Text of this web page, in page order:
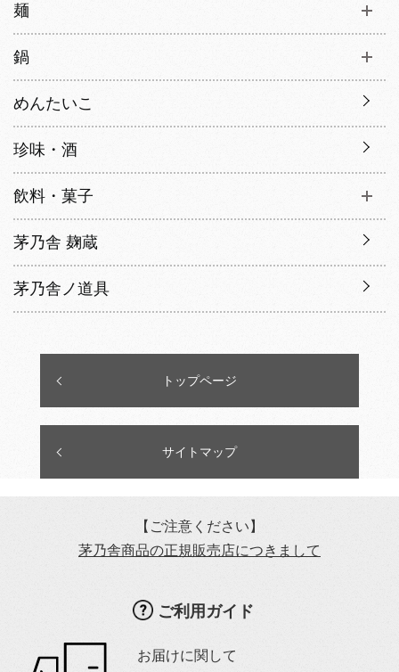
麺
鍋
めんたいこ
珍味・酒
飲料・菓子
茅乃舎 麹蔵
茅乃舎ノ道具
トップページ
サイトマップ
【ご注意ください】
茅乃舎商品の正規販売店につきまして
ご利用ガイド
お届けに関して